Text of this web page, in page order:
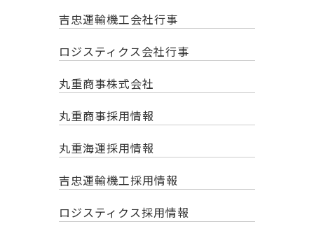
吉忠運輸機工会社行事
ロジスティクス会社行事
丸重商事株式会社
丸重商事採用情報
丸重海運採用情報
吉忠運輸機工採用情報
ロジスティクス採用情報